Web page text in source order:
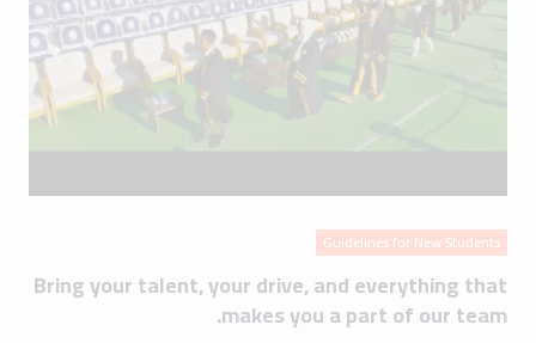
Guidelines for New Students
Bring your talent, your drive, and everything that
makes you a part of our team.